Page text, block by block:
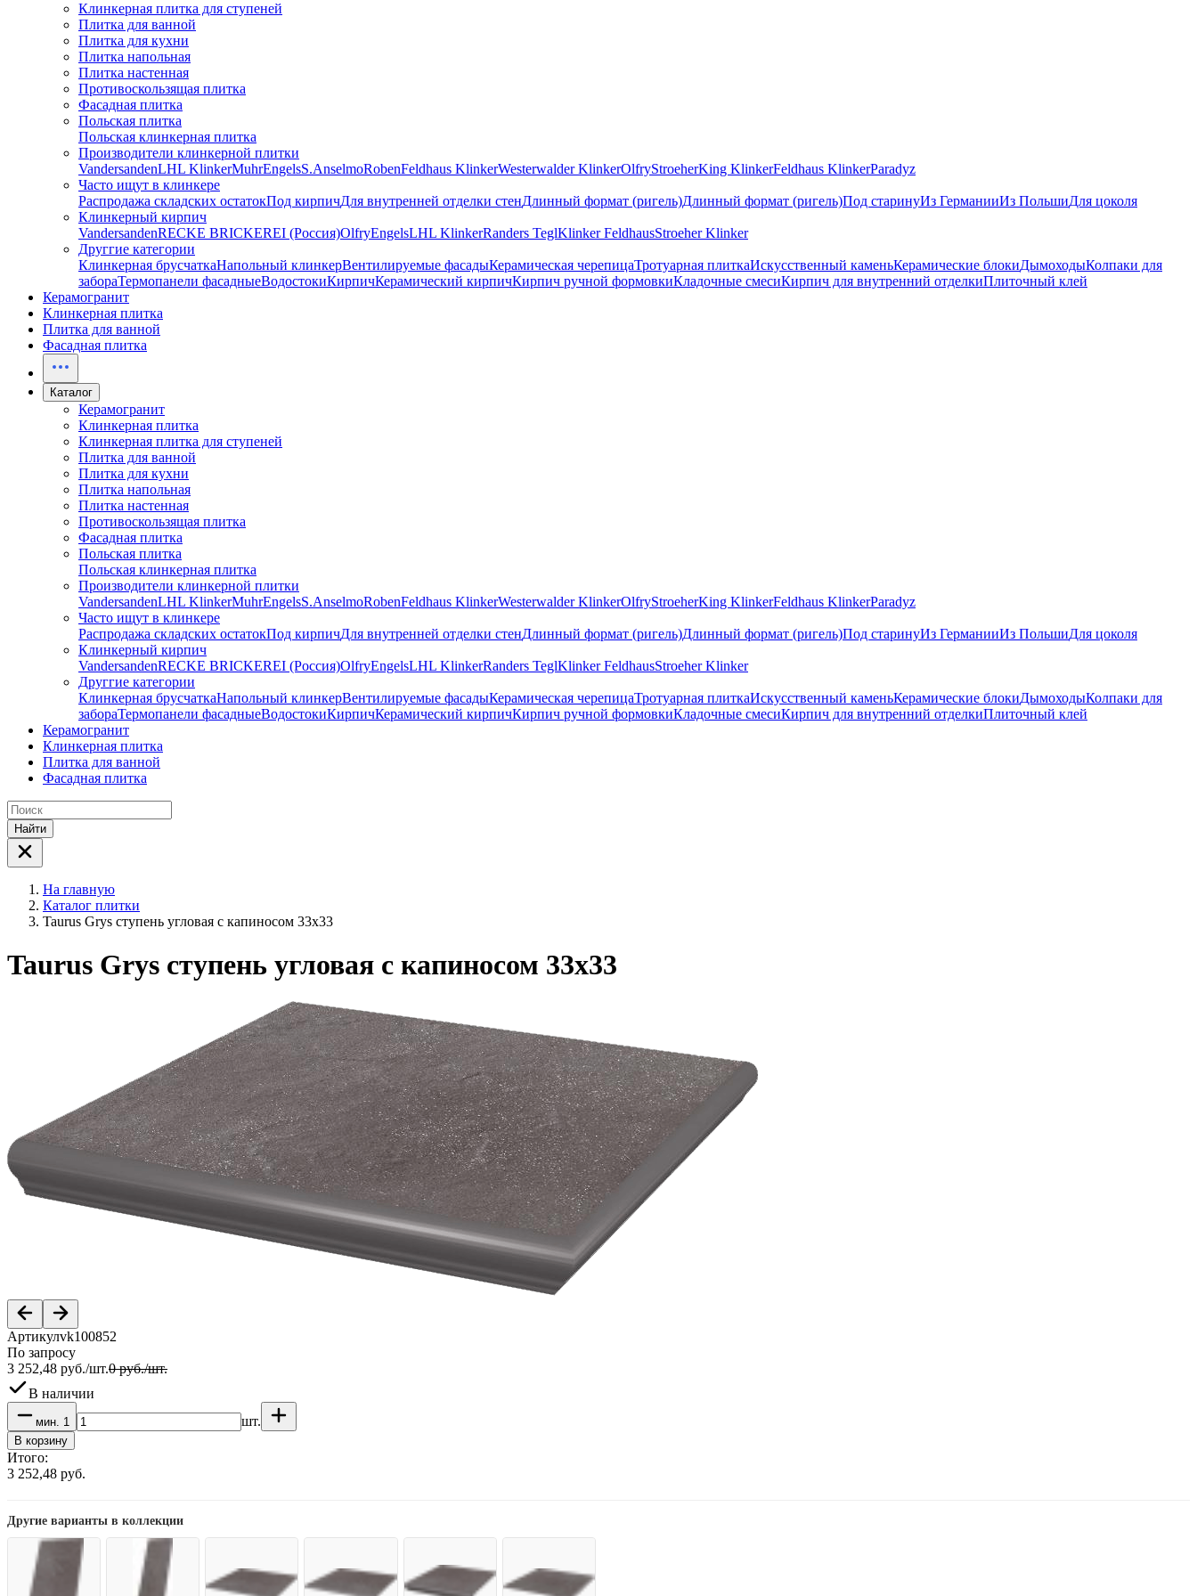
Клинкерная плитка для ступеней
Плитка для ванной
Плитка для кухни
Плитка напольная
Плитка настенная
Противоскользящая плитка
Фасадная плитка
Польская плитка
Польская клинкерная плитка
Производители клинкерной плитки
VandersandenLHL KlinkerMuhrEngelsS.AnselmoRobenFeldhaus KlinkerWesterwalder KlinkerOlfryStroeherKing KlinkerFeldhaus KlinkerParadyz
Часто ищут в клинкере
Распродажа складских остатокПод кирпичДля внутренней отделки стенДлинный формат (ригель)Длинный формат (ригель)Под старинуИз ГерманииИз ПольшиДля цоколя
Клинкерный кирпич
VandersandenRECKE BRICKEREI (Россия)OlfryEngelsLHL KlinkerRanders TeglKlinker FeldhausStroeher Klinker
Друггие категории
Клинкерная брусчаткаНапольный клинкерВентилируемые фасадыКерамическая черепицаТротуарная плиткаИскусственный каменьКерамические блокиДымоходыКолпаки для
забораТермопанели фасадныеВодостокиКирпичКерамический кирпичКирпич ручной формовкиКладочные смесиКирпич для внутренний отделкиПлиточный клей
Керамогранит
Клинкерная плитка
Плитка для ванной
Фасадная плитка
Каталог
Керамогранит
Клинкерная плитка
Клинкерная плитка для ступеней
Плитка для ванной
Плитка для кухни
Плитка напольная
Плитка настенная
Противоскользящая плитка
Фасадная плитка
Польская плитка
Польская клинкерная плитка
Производители клинкерной плитки
VandersandenLHL KlinkerMuhrEngelsS.AnselmoRobenFeldhaus KlinkerWesterwalder KlinkerOlfryStroeherKing KlinkerFeldhaus KlinkerParadyz
Часто ищут в клинкере
Распродажа складских остатокПод кирпичДля внутренней отделки стенДлинный формат (ригель)Длинный формат (ригель)Под старинуИз ГерманииИз ПольшиДля цоколя
Клинкерный кирпич
VandersandenRECKE BRICKEREI (Россия)OlfryEngelsLHL KlinkerRanders TeglKlinker FeldhausStroeher Klinker
Друггие категории
Клинкерная брусчаткаНапольный клинкерВентилируемые фасадыКерамическая черепицаТротуарная плиткаИскусственный каменьКерамические блокиДымоходыКолпаки для
забораТермопанели фасадныеВодостокиКирпичКерамический кирпичКирпич ручной формовкиКладочные смесиКирпич для внутренний отделкиПлиточный клей
Керамогранит
Клинкерная плитка
Плитка для ванной
Фасадная плитка
Найти
На главную
Каталог плитки
Taurus Grys ступень угловая с капиносом 33x33
Taurus Grys ступень угловая с капиносом 33x33
Артикулvk100852
По запросу
3 252,48 руб./шт.0 руб./шт.
В наличии
мин. 1 шт.
В корзину
Итого:
3 252,48 руб.
Другие варианты в коллекции